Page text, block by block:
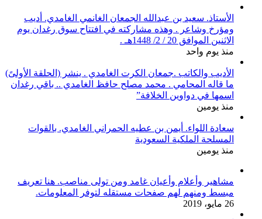
الأستاذ. سعيد بن عبدالله الجمعان الغانمي الغامدي. أديب
ومؤرخ وشاعر . وهذه مشاركته في افتتاح سوق رغدان يوم
الاثنين الموافق 20 / 2/ 1448هـ .
منذ يوم واحد
الأديب والكاتب .جمعان الكرت الغامدي . ينشر (الحلقة الأولىً)
ما قاله المحامي . محمد مصلح حافظ الغامدي .. باقي رغدان
اسمها في دواوين الخلافة”
منذ يومين
سعادة اللواء. أيمن بن عطيه الحمراني الغامدي. بالقوات
المسلحة الملكية السعودية
منذ يومين
مشاهير وأعلام وأعيان غامد ومن تولى مناصب. هنا تعريف
مبسط ومنهم لهم صفحات مستقله لتوفر المعلومات.
26 مايو، 2019